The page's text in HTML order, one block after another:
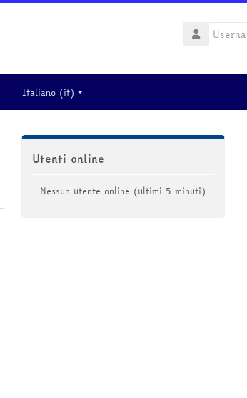
Username
Italiano ‎(it)‎
Salta Utenti online
Utenti online
Nessun utente online (ultimi 5 minuti)